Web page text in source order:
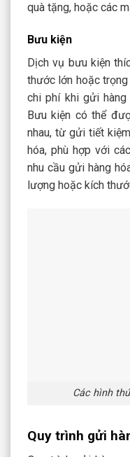
quà tặng, hoặc các
Bưu kiện
Dịch vụ bưu kiện
thước lớn hoặc
chi phí khi gửi hàng
Bưu kiện có thể
nhau, từ gửi tiết
hóa, phù hợp với
nhu cầu gửi hàng
lượng hoặc kích
Các hình
Quy trình gửi